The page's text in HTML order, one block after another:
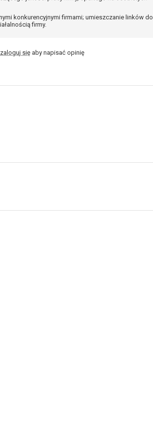
konkurencyjnymi firmami; umieszczanie linków do
firmy.
zaloguj się aby napisać opinię